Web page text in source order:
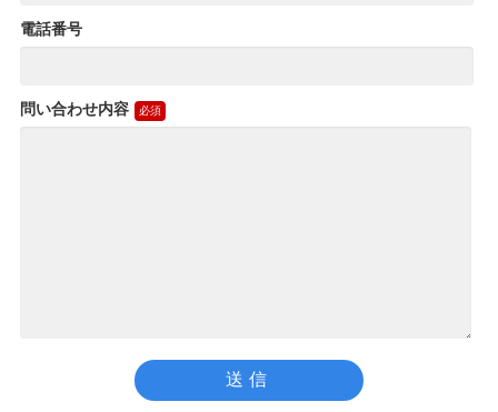
電話番号
問い合わせ内容